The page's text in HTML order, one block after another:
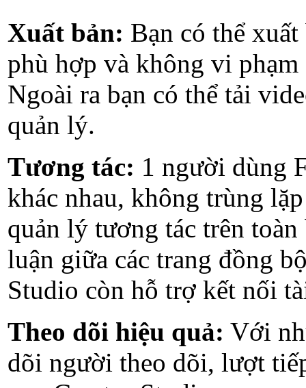
Xuất bản: Bạn có thể
phù hợp và không vi phạm
Ngoài ra bạn có thể tải
quản lý.
Tương tác: 1 người dùng
khác nhau, không trùng
quản lý tương tác trên
luận giữa các trang đồng
Studio còn hỗ trợ kết nối
Theo dõi hiệu quả: Với
dõi người theo dõi, lượt